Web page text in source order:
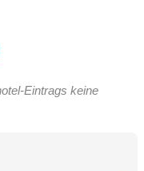
Eintrags keine